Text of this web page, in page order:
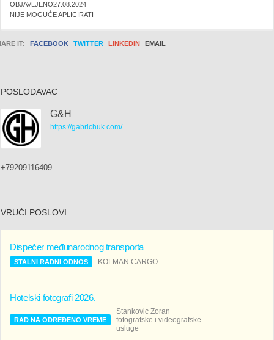
OBJAVLJENO27.08.2024
NIJE MOGUĆE APLICIRATI
IT: FACEBOOK TWITTER LINKEDIN EMAIL
POSLODAVAC
G&H
https://gabrichuk.com/
+79209116409
VRUĆI POSLOVI
Dispečer međunarodnog transporta
STALNI RADNI ODNOS KOLMAN CARGO
Hotelski fotografi 2026.
RAD NA ODREĐENO VREME
Stankovic Zoran
fotografske i videografske
usluge